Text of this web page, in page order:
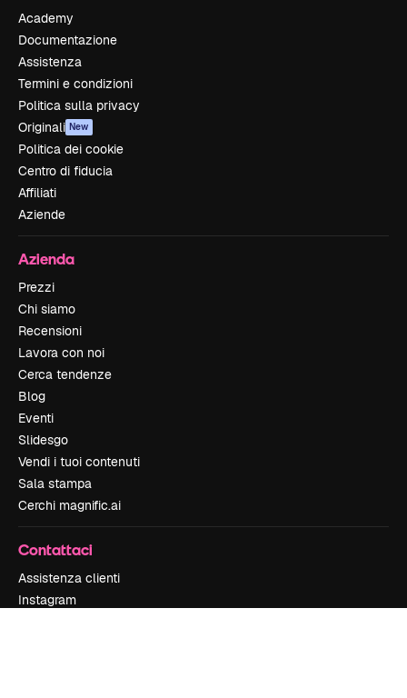
Academy
Documentazione
Assistenza
Termini e condizioni
Politica sulla privacy
Originali New
Politica dei cookie
Centro di fiducia
Affiliati
Aziende
Azienda
Prezzi
Chi siamo
Recensioni
Lavora con noi
Cerca tendenze
Blog
Eventi
Slidesgo
Vendi i tuoi contenuti
Sala stampa
Cerchi magnific.ai
Contattaci
Assistenza clienti
Instagram